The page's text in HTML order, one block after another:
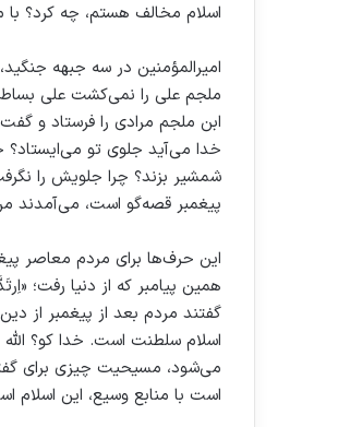
اسلام مخالف هستم، چه کرد؟ با
امیرالمؤمنین در سه جبهه
ملجم علی را نمی‌کشت علی بساط
ابن ملجم مرادی را فرستاد و
خدا می‌آید جلوی تو می‌ایستاد؟
شمشیر بزند؟ چرا جلویش را
پیغمبر قصه‌گو است، می‌آمدند
این حرف‌ها برای مردم معاصر
همین پیامبر که از دنیا رفت؛
گفتند مردم بعد از پیغمبر از
اسلام سلطنت است. خدا کو؟
می‌شود، مسیحیت چیزی برای
است با منابع وسیع، این اسلام